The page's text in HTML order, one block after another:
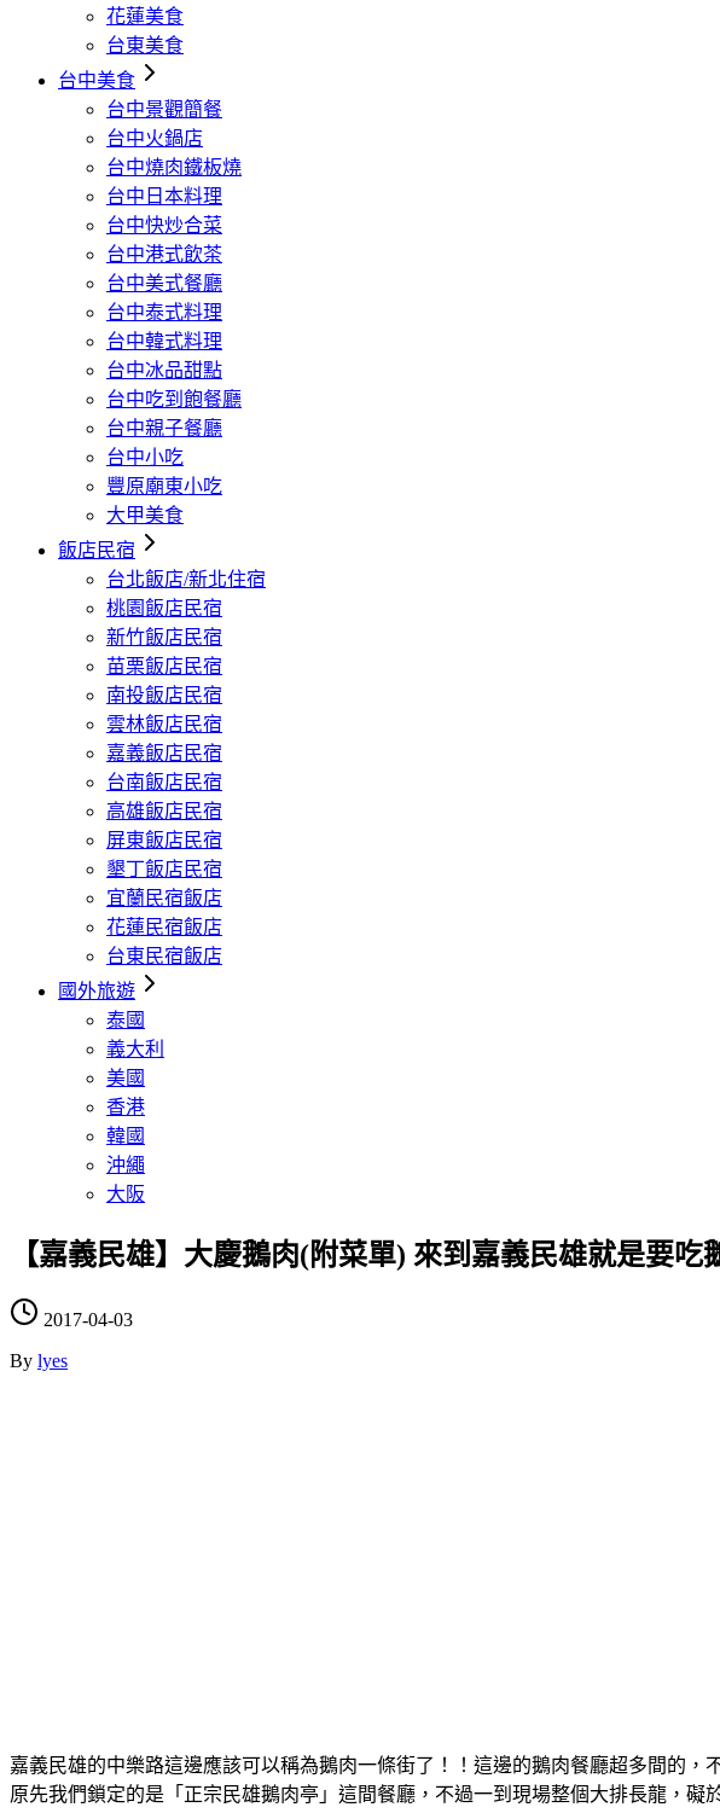
花蓮美食
台東美食
台中美食
台中景觀簡餐
台中火鍋店
台中燒肉鐵板燒
台中日本料理
台中快炒合菜
台中港式飲茶
台中美式餐廳
台中泰式料理
台中韓式料理
台中冰品甜點
台中吃到飽餐廳
台中親子餐廳
台中小吃
豐原廟東小吃
大甲美食
飯店民宿
台北飯店/新北住宿
桃園飯店民宿
新竹飯店民宿
苗栗飯店民宿
南投飯店民宿
雲林飯店民宿
嘉義飯店民宿
台南飯店民宿
高雄飯店民宿
屏東飯店民宿
墾丁飯店民宿
宜蘭民宿飯店
花蓮民宿飯店
台東民宿飯店
國外旅遊
泰國
義大利
美國
香港
韓國
沖繩
大阪
【嘉義民雄】大慶鵝肉(附菜單) 來到嘉義民雄就是要吃
2017-04-03
By lyes
嘉義民雄的中樂路這邊應該可以稱為鵝肉一條街了！！這邊的鵝肉餐廳超多間的
原先我們鎖定的是「正宗民雄鵝肉亭」這間餐廳，不過一到現場整個大排長龍，